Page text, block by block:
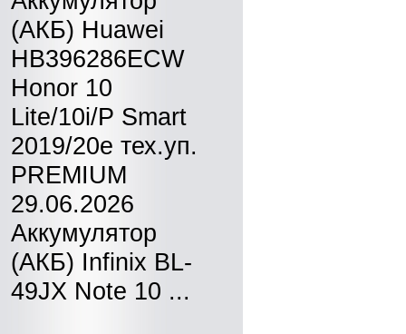
(АКБ) Huawei
HB396286ECW
Honor 10
Lite/10i/P Smart
2019/20e тех.уп.
PREMIUM
29.06.2026
Аккумулятор
(АКБ) Infinix BL-
49JX Note 10 ...